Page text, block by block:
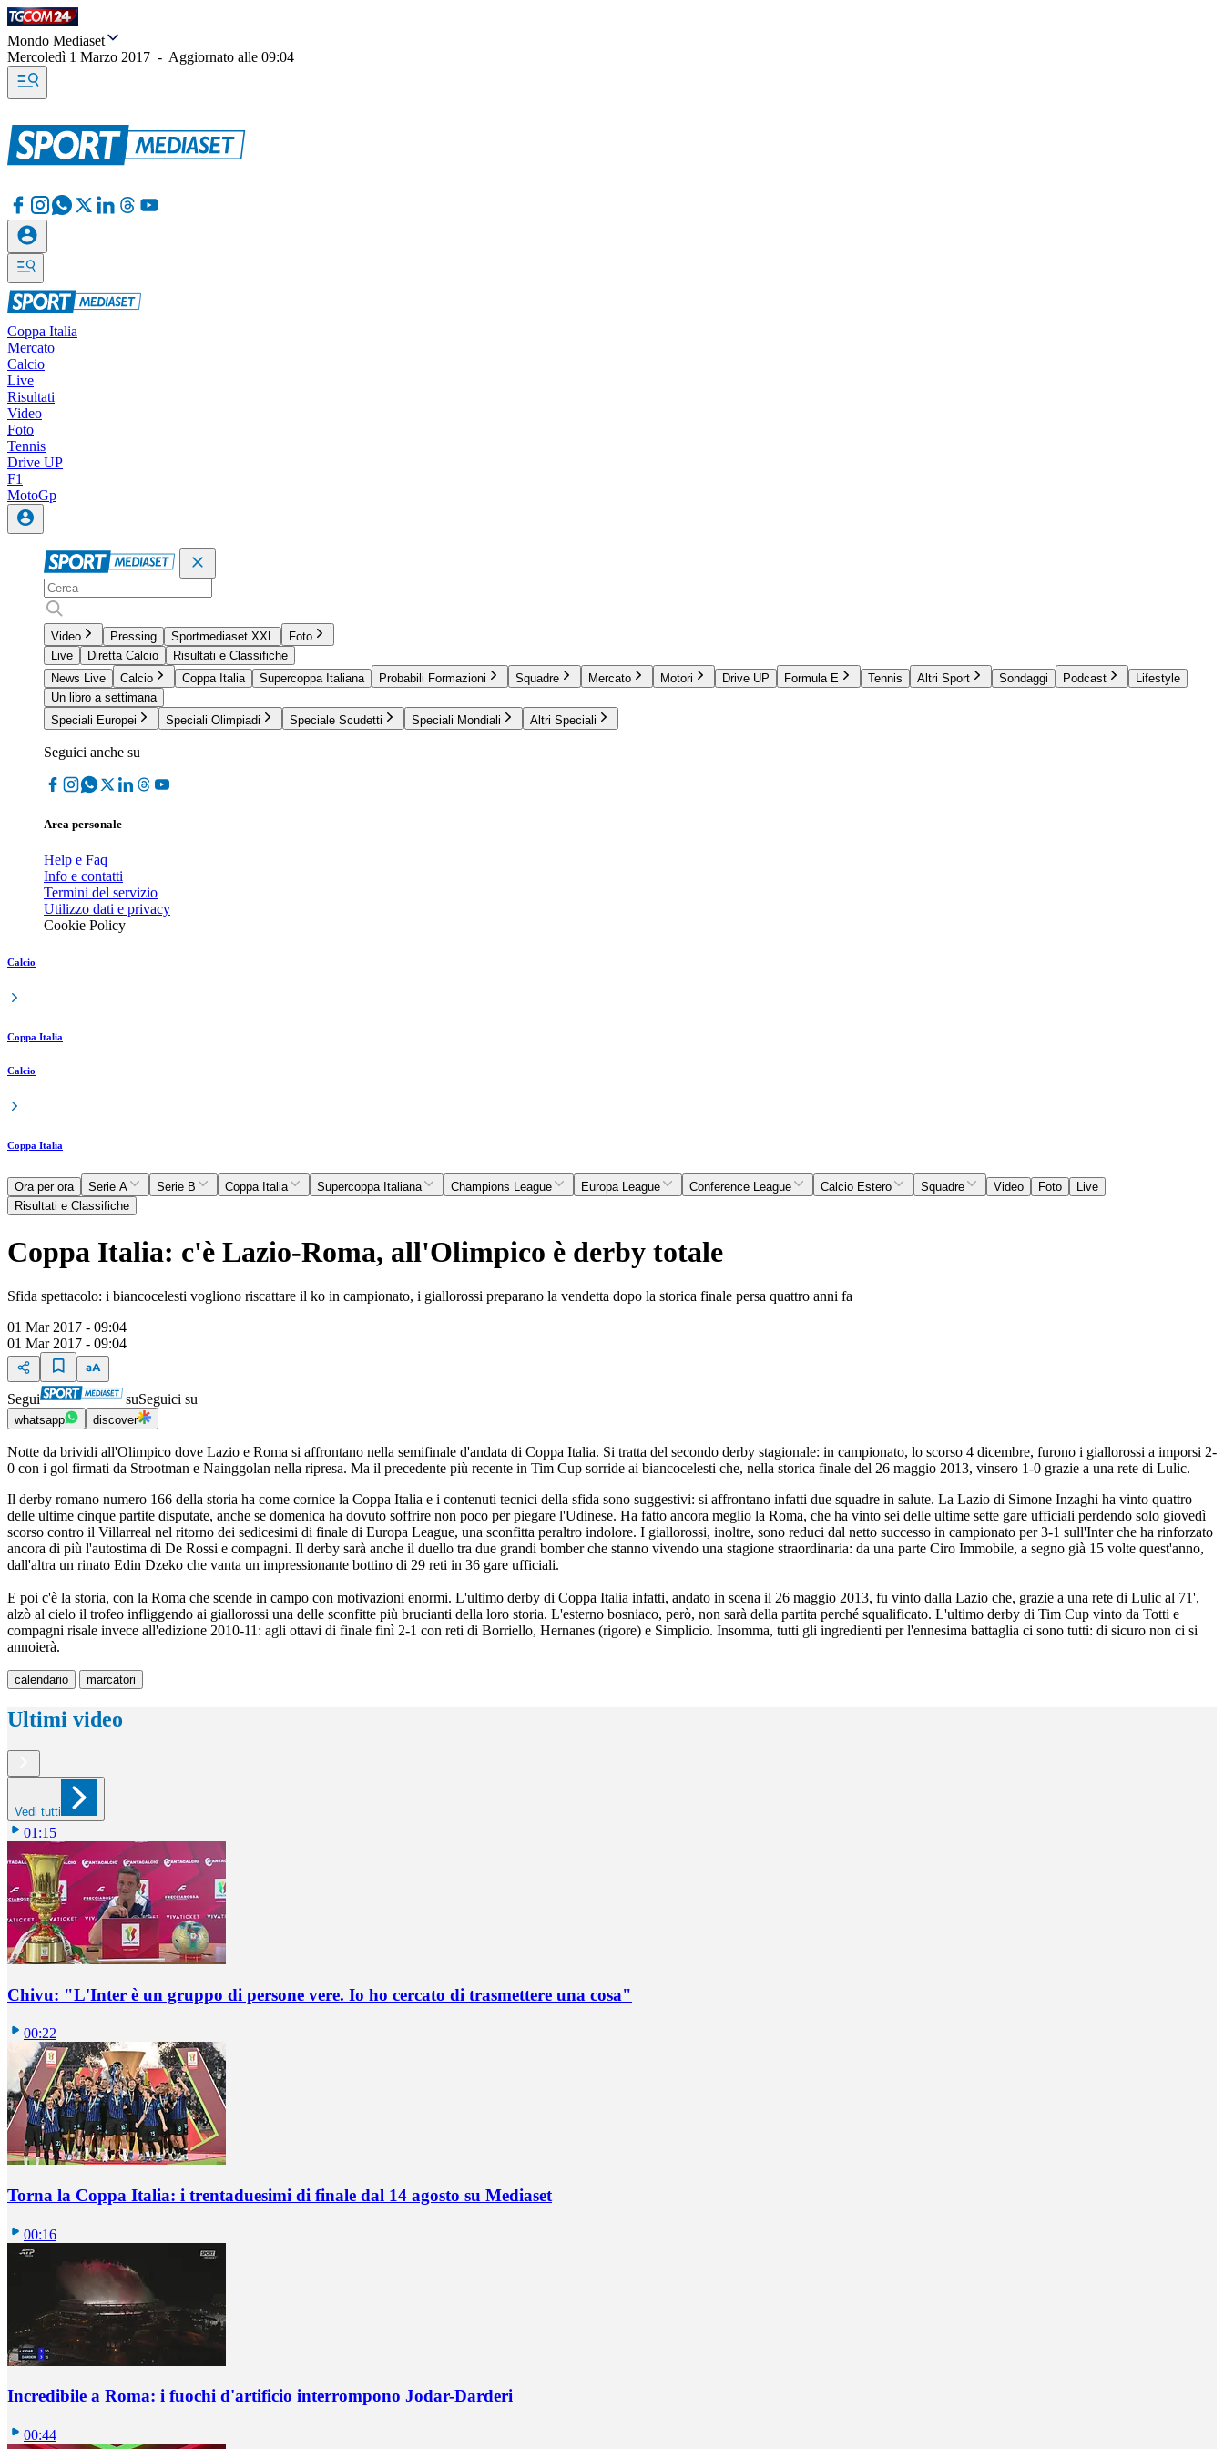
Mondo Mediaset
Mercoledì 1 Marzo 2017 - Aggiornato alle 09:04
Coppa Italia
Mercato
Calcio
Live
Risultati
Video
Foto
Tennis
Drive UP
F1
MotoGp
Video Pressing Sportmediaset XXL
Foto
Live
Diretta Calcio
Risultati e Classifiche
News Live
Calcio Coppa Italia Supercoppa Italiana Probabili Formazioni Squadre Mercato Motori Drive UP Formula E Tennis Altri Sport Sondaggi Podcast
Lifestyle
Un libro a settimana
Speciali Europei
Speciali Olimpiadi Speciale Scudetti Speciali Mondiali Altri Speciali
Seguici anche su
Area personale
Help e Faq
Info e contatti
Termini del servizio
Utilizzo dati e privacy
Cookie Policy
Calcio
Coppa Italia
Calcio
Coppa Italia
Ora per ora Serie A Serie B Coppa Italia Supercoppa Italiana Champions League Europa League Conference League Calcio Estero Squadre Video Foto
Live
Risultati e Classifiche
Coppa Italia: c'è Lazio-Roma, all'Olimpico è derby totale
Sfida spettacolo: i biancocelesti vogliono riscattare il ko in campionato, i giallorossi preparano la vendetta dopo la storica finale persa quattro anni fa
01 Mar 2017 - 09:04
01 Mar 2017 - 09:04
Segui suSeguici su
whatsapp discover
Notte da brividi all'Olimpico dove Lazio e Roma si affrontano nella semifinale d'andata di Coppa Italia. Si tratta del secondo derby stagionale: in campionato, lo scorso 4 dicembre, furono i giallorossi a imporsi 2-
0 con i gol firmati da Strootman e Nainggolan nella ripresa. Ma il precedente più recente in Tim Cup sorride ai biancocelesti che, nella storica finale del 26 maggio 2013, vinsero 1-0 grazie a una rete di Lulic.
Il derby romano numero 166 della storia ha come cornice la Coppa Italia e i contenuti tecnici della sfida sono suggestivi: si affrontano infatti due squadre in salute. La Lazio di Simone Inzaghi ha vinto quattro
delle ultime cinque partite disputate, anche se domenica ha dovuto soffrire non poco per piegare l'Udinese. Ha fatto ancora meglio la Roma, che ha vinto sei delle ultime sette gare ufficiali perdendo solo giovedì
scorso contro il Villarreal nel ritorno dei sedicesimi di finale di Europa League, una sconfitta peraltro indolore. I giallorossi, inoltre, sono reduci dal netto successo in campionato per 3-1 sull'Inter che ha rinforzato
ancora di più l'autostima di De Rossi e compagni. Il derby sarà anche il duello tra due grandi bomber che stanno vivendo una stagione straordinaria: da una parte Ciro Immobile, a segno già 15 volte quest'anno,
dall'altra un rinato Edin Dzeko che vanta un impressionante bottino di 29 reti in 36 gare ufficiali.
E poi c'è la storia, con la Roma che scende in campo con motivazioni enormi. L'ultimo derby di Coppa Italia infatti, andato in scena il 26 maggio 2013, fu vinto dalla Lazio che, grazie a una rete di Lulic al 71',
alzò al cielo il trofeo infliggendo ai giallorossi una delle sconfitte più brucianti della loro storia. L'esterno bosniaco, però, non sarà della partita perché squalificato. L'ultimo derby di Tim Cup vinto da Totti e
compagni risale invece all'edizione 2010-11: agli ottavi di finale finì 2-1 con reti di Borriello, Hernanes (rigore) e Simplicio. Insomma, tutti gli ingredienti per l'ennesima battaglia ci sono tutti: di sicuro non ci si
annoierà.
calendario marcatori
Ultimi video
Vedi tutti
01:15
Chivu: "L'Inter è un gruppo di persone vere. Io ho cercato di trasmettere una cosa"
00:22
Torna la Coppa Italia: i trentaduesimi di finale dal 14 agosto su Mediaset
00:16
Incredibile a Roma: i fuochi d'artificio interrompono Jodar-Darderi
00:44